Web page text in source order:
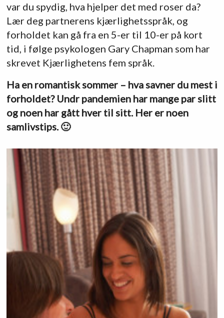
var du spydig, hva hjelper det med roser da?
Lær deg partnerens kjærlighetsspråk, og
forholdet kan gå fra en 5-er til 10-er på kort
tid, i følge psykologen Gary Chapman som har
skrevet Kjærlighetens fem språk.
Ha en romantisk sommer – hva savner du mest i
forholdet? Undr pandemien har mange par slitt
og noen har gått hver til sitt. Her er noen
samlivstips. 🙂